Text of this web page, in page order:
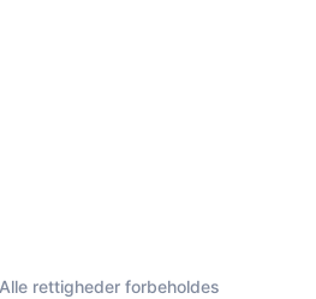
rettigheder forbeholdes